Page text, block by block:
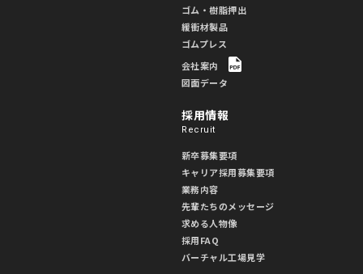
ゴム・樹脂押出
緩衝材製品
ゴムプレス
会社案内
図面データ
採用情報
Recruit
新卒募集要項
キャリア採用募集要項
業務内容
先輩たちのメッセージ
求める人物像
採用FAQ
バーチャル工場見学